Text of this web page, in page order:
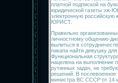
платной подпиской на
юридической газеты эж-
электронную российскую
ЮРИСТ.
Правильно
личностному общению-
вылиться в
пикапа найти девушку
Функциональная
нацелена на выполнение
рутинных задач, не
решений. В послевоенное
министра ВС СССР от 14